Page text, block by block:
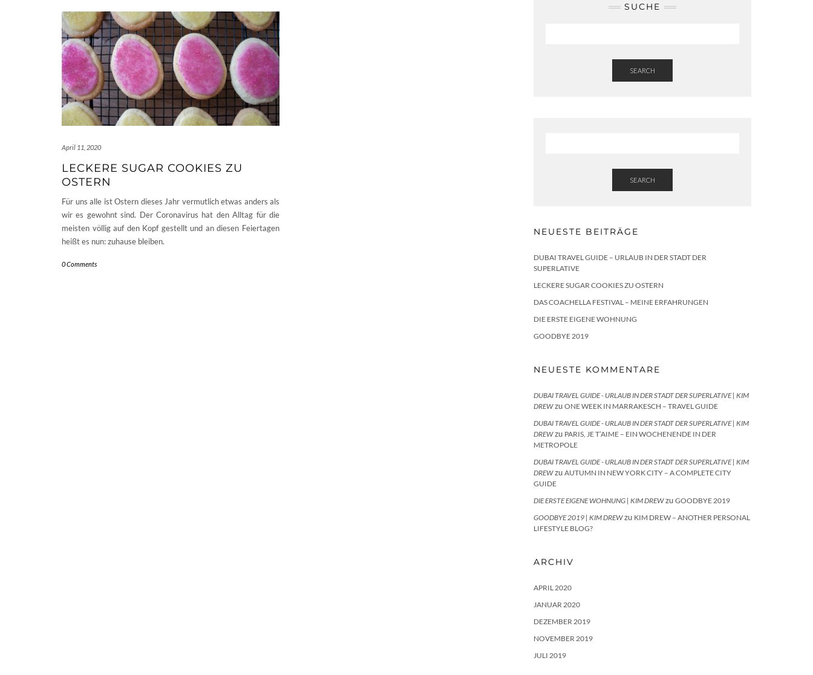
April 11, 2020
LECKERE SUGAR COOKIES ZU
OSTERN
Für uns alle ist Ostern dieses Jahr vermutlich etwas anders als
wir es gewohnt sind. Der Coronavirus hat den Alltag für die
meisten völlig auf den Kopf gestellt und an diesen Feiertagen
heißt es nun: zuhause bleiben.
0 Comments
SUCHE
SEARCH
SEARCH
NEUESTE BEITRÄGE
DUBAI TRAVEL GUIDE – URLAUB IN DER STADT DER
SUPERLATIVE
LECKERE SUGAR COOKIES ZU OSTERN
DAS COACHELLA FESTIVAL – MEINE ERFAHRUNGEN
DIE ERSTE EIGENE WOHNUNG
GOODBYE 2019
NEUESTE KOMMENTARE
DUBAI TRAVEL GUIDE - URLAUB IN DER STADT DER SUPERLATIVE | KIM
DREWzu ONE WEEK IN MARRAKESCH – TRAVEL GUIDE
DUBAI TRAVEL GUIDE - URLAUB IN DER STADT DER SUPERLATIVE | KIM
DREWzu PARIS, JE T’AIME – EIN WOCHENENDE IN DER
METROPOLE
DUBAI TRAVEL GUIDE - URLAUB IN DER STADT DER SUPERLATIVE | KIM
DREWzu AUTUMN IN NEW YORK CITY – A COMPLETE CITY
GUIDE
DIE ERSTE EIGENE WOHNUNG | KIM DREWzu GOODBYE 2019
GOODBYE 2019 | KIM DREWzu KIM DREW – ANOTHER PERSONAL
LIFESTYLE BLOG?
ARCHIV
APRIL 2020
JANUAR 2020
DEZEMBER 2019
NOVEMBER 2019
JULI 2019